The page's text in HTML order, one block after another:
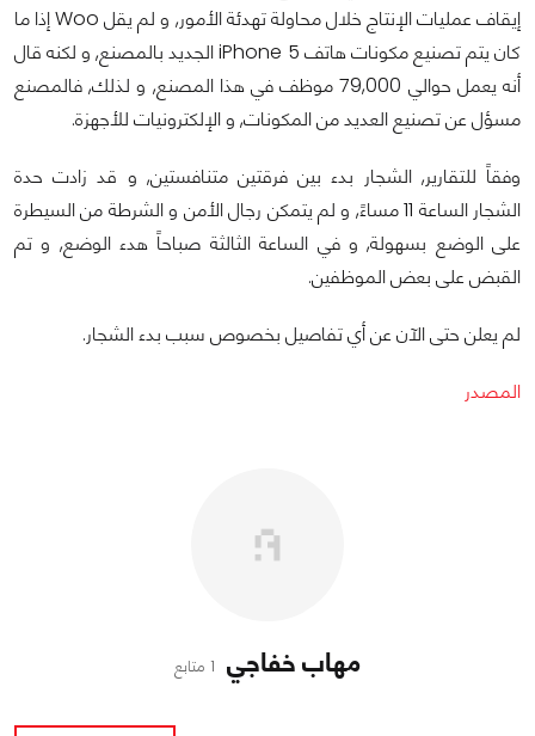
إيقاف عمليات الإنتاج خلال محاولة تهدئة الأمور, و لم يقل Woo إذا ما
كان يتم تصنيع مكونات هاتف iPhone 5 الجديد بالمصنع, و لكنه قال
أنه يعمل حوالي 79,000 موظف في هذا المصنع, و لذلك, فالمصنع
مسؤل عن تصنيع العديد من المكونات, و الإلكترونيات للأجهزة.
وفقاً للتقارير, الشجار بدء بين فرقتين متنافستين, و قد زادت حدة
الشجار الساعة 11 مساءً, و لم يتمكن رجال الأمن و الشرطة من السيطرة
على الوضع بسهولة, و في الساعة الثالثة صباحاً هدء الوضع, و تم
القبض على بعض الموظفين.
لم يعلن حتى الآن عن أي تفاصيل بخصوص سبب بدء الشجار.
المصدر
مهاب خفاجي 1 متابع